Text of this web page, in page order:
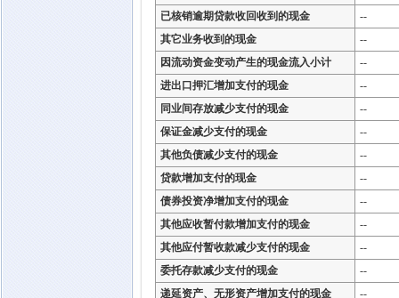
已核销逾期贷款收回收到的现金
--
其它业务收到的现金
--
因流动资金变动产生的现金流入小计
--
进出口押汇增加支付的现金
--
同业间存放减少支付的现金
--
保证金减少支付的现金
--
其他负债减少支付的现金
--
贷款增加支付的现金
--
债券投资净增加支付的现金
--
其他应收暂付款增加支付的现金
--
其他应付暂收款减少支付的现金
--
委托存款减少支付的现金
--
递延资产、无形资产增加支付的现金
--